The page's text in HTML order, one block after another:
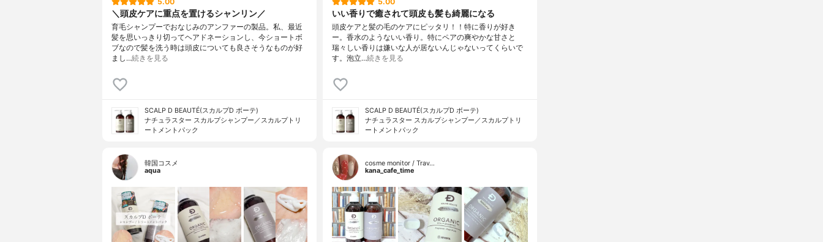
＼頭皮ケアに重点を置けるシャンリン／
育毛シャンプーでおなじみのアンファーの製品。私、最近
髪を思いっきり切ってヘアドネーションし、今ショートボ
ブなので髪を洗う時は頭皮についても良さそうなものが好
まし…続きを見る
SCALP D BEAUTÉ(スカルプD ボーテ)
ナチュラスター スカルプシャンプー／スカルプトリ
ートメントパック
いい香りで癒されて頭皮も髪も綺麗になる
頭皮ケアと髪の毛のケアにピッタリ！！特に香りが好き
ー。香水のようないい香り。特にペアの爽やかな甘さと
瑞々しい香りは嫌いな人が居ないんじゃないってくらいで
す。泡立…続きを見る
SCALP D BEAUTÉ(スカルプD ボーテ)
ナチュラスター スカルプシャンプー／スカルプトリ
ートメントパック
韓国コスメ
aqua
cosme monitor / Trav…
kana_cafe_time